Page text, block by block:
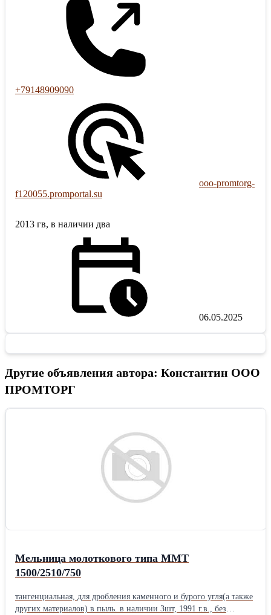
+79148909090
ooo-promtorg-
f120055.promportal.su
2013 гв, в наличии два
06.05.2025
Другие объявления автора: Константин ООО
ПРОМТОРГ
Мельница молоткового типа ММТ
1500/2510/750
тангенциальная, для дробления каменного и бурого угля(а также
других материалов) в пыль. в наличии 3шт, 1991 г.в., без